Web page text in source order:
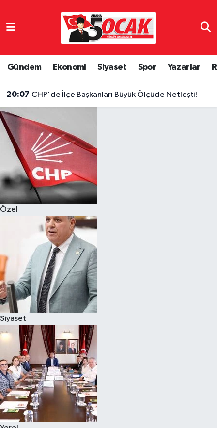
Gündem Ekonomi Siyaset Spor Yazarlar
20:07 CHP'de İlçe Başkanları Büyük Ölçüde Netleşti!
Özel
Siyaset
Eğitim
Ekonomi
Gündem
Magazin
Özel
Resmi İlanlar
Sağlık
Siyaset
Spor
Yaşam
Yerel Yönetimler
Hava Durumu
Son Dakika Haberleri
Haber Arşivi